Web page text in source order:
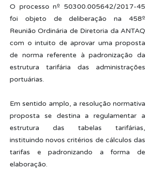
O processo nº 50300.005642/2017-45
foi objeto de deliberação na 458º
Reunião Ordinária de Diretoria da ANTAQ
com o intuito de aprovar uma proposta
de norma referente à padronização da
estrutura tarifária das administrações
portuárias.
Em sentido amplo, a resolução normativa
proposta se destina a regulamentar a
estrutura das tabelas tarifárias,
instituindo novos critérios de cálculos das
tarifas e padronizando a forma de
elaboração.